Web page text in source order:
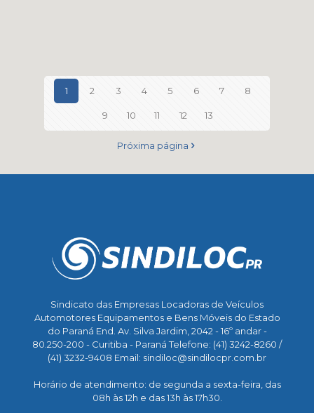
1 2 3 4 5 6 7 8
9 10 11 12 13
Próxima página
Sindicato das Empresas Locadoras de Veículos
Automotores Equipamentos e Bens Móveis do Estado
do Paraná End. Av. Silva Jardim, 2042 - 16º andar -
80.250-200 - Curitiba - Paraná Telefone: (41) 3242-8260 /
(41) 3232-9408 Email: sindiloc@sindilocpr.com.br
Horário de atendimento: de segunda a sexta-feira, das
08h às 12h e das 13h às 17h30.